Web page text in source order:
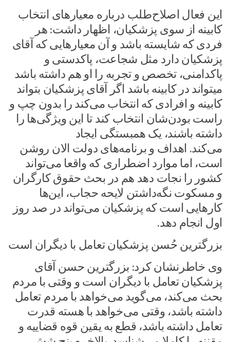
این فعال اصلاح‌طلب درباره معیارهای انتخاب
کابینه از سوی پزشکیان، اظهار داشت: هر
فردی که شایسته باشد و آن معیارهایی که آقای
پزشکیان دارد مثل شجاعت،‌ پاکدستی و
پاکدامنی، تخصص و تجربه را او هم داشته باشد
میتواند در کابینه باشد اگر آقای پزشکیان بتواند
کابینه و افرادی که انتخاب می‌کند را بدون چپ و
راست بودن‌شان انتخاب کند تا این ویژگی‌ها را
داشته باشند، یک همبستگی ایجاد
می‌کند. اهداف و برنامه‌های دولت الان روشن
است، اما موارد اضطراری که واقعا می‌تواند
کشور را نجات دهد هم در بحث حقوق کارگران
و مسکوت نگه‌داشتن لایحه حجاب، این‌ها
کارهایی است که پزشکیان می‌تواند در صد روز
اول انجام دهد.
بزرگترین حُسن پزشکیان تعامل با دیگران است
وی خاطرنشان کرد:‌ بزرگترین حسن آقای
پزشکیان تعامل با دیگران است و وقتی با مردم
بحث می‌کند، می‌گوید می‌خواهد با مردم تعامل
داشته باشد، وقتی می‌خواهد با هسته قدرت
تعامل داشته باشد، قطع به یقین قوه قضاییه و